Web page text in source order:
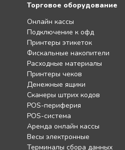
Торговое оборудование
Онлайн кассы
Подключение к офд
Принтеры этикеток
Фискальные накопители
Расходные материалы
Принтеры чеков
Денежные ящики
Сканеры штрих кодов
POS-периферия
POS-система
Аренда онлайн кассы
Весы электронные
Терминалы сбора данных